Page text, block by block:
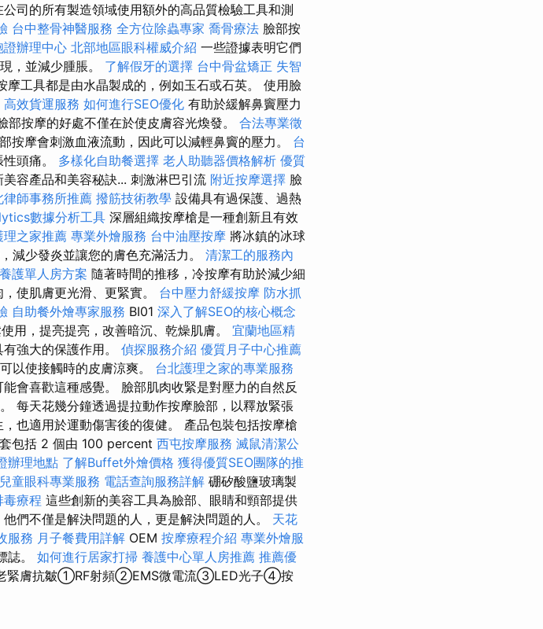
司的所有製造領域使用額外的高品質檢驗工具和測
台中整骨神醫服務 全方位除蟲專家 喬骨療法 臉部按
證辦理中心 北部地區眼科權威介紹 一些證據表明它們
，並減少腫脹。 了解假牙的選擇 台中骨盆矯正 失智
摩工具都是由水晶製成的，例如玉石或石英。 使用臉
高效貨運服務 如何進行SEO優化 有助於緩解鼻竇壓力
部按摩的好處不僅在於使皮膚容光煥發。 合法專業徵
按摩會刺激血液流動，因此可以減輕鼻竇的壓力。 台
頭痛。 多樣化自助餐選擇 老人助聽器價格解析 優質
容產品和美容秘訣... 刺激淋巴引流 附近按摩選擇 臉
律師事務所推薦 撥筋技術教學 設備具有過保護、過熱
數據分析工具 深層組織按摩槍是一種創新且有效
理之家推薦 專業外燴服務 台中油壓按摩 將冰鎮的冰球
減少發炎並讓您的膚色充滿活力。 清潔工的服務內
護單人房方案 隨著時間的推移，冷按摩有助於減少細
使肌膚更光滑、更緊實。 台中壓力舒緩按摩 防水抓
自助餐外燴專家服務 BI01 深入了解SEO的核心概念
用，提亮提亮，改善暗沉、乾燥肌膚。 宜蘭地區精
強大的保護作用。 偵探服務介紹 優質月子中心推薦
以使接觸時的皮膚涼爽。 台北護理之家的專業服務
會喜歡這種感覺。 臉部肌肉收緊是對壓力的自然反
每天花幾分鐘透過提拉動作按摩臉部，以釋放緊張
也適用於運動傷害後的復健。 產品包裝​​包括按摩槍
包括 2 個由 100 percent 西屯按摩服務 滅鼠清潔公
辦理地點 了解Buffet外燴價格 獲得優質SEO團隊的推
兒童眼科專業服務 電話查詢服務詳解 硼矽酸鹽玻璃製
毒療程 這些創新的美容工具為臉部、眼睛和頸部提供
們不僅是解決問題的人，更是解決問題的人。 天花
服務 月子餐費用詳解 OEM 按摩療程介紹 專業外燴服
誌。 如何進行居家打掃 養護中心單人房推薦 推薦優
緊膚抗皺①RF射頻②EMS微電流③LED光子④按